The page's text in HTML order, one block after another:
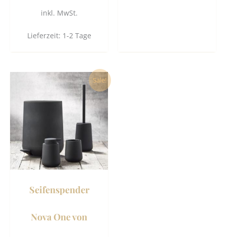
inkl. MwSt.
Lieferzeit: 1-2 Tage
Sale!
Seifenspender
Nova One von
Dieses
Produkt
weist
mehrere
Varianten
auf.
Die
Optionen